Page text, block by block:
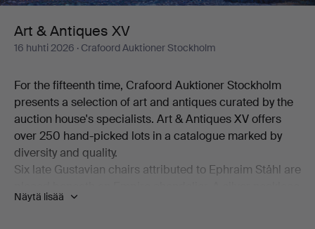
Art & Antiques XV
16 huhti 2026 · Crafoord Auktioner Stockholm
For the fifteenth time, Crafoord Auktioner Stockholm
presents a selection of art and antiques curated by the
auction house's specialists. Art & Antiques XV offers
over 250 hand-picked lots in a catalogue marked by
diversity and quality.
Six late Gustavian chairs attributed to Ephraim Ståhl are
made by Anders Arvidsson Castman in Eksjö in 1793
Näytä lisää